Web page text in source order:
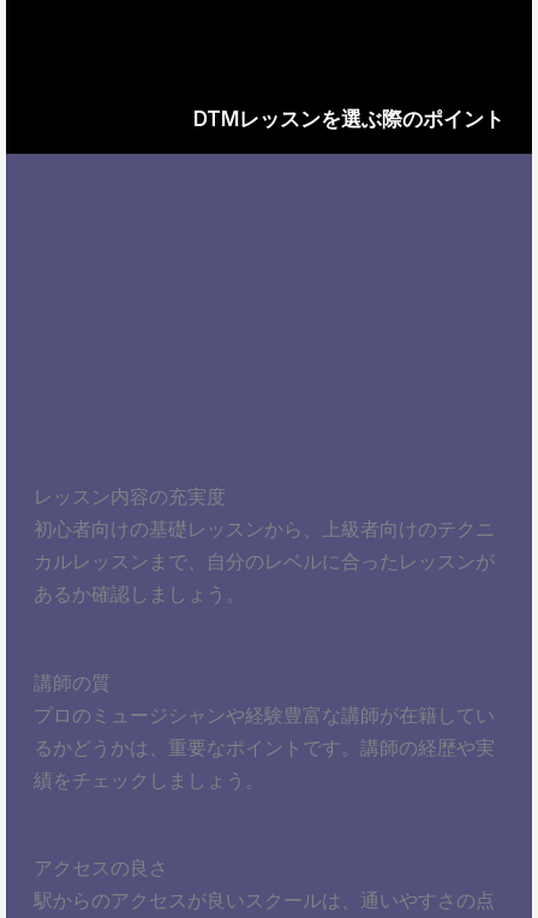
DTMレッスンを選ぶ際のポイント
レッスン内容の充実度
初心者向けの基礎レッスンから、上級者向けのテクニ
カルレッスンまで、自分のレベルに合ったレッスンが
あるか確認しましょう。
講師の質
プロのミュージシャンや経験豊富な講師が在籍してい
るかどうかは、重要なポイントです。講師の経歴や実
績をチェックしましょう。
アクセスの良さ
駅からのアクセスが良いスクールは、通いやすさの点